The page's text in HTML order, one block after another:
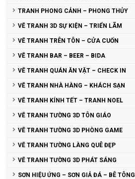
TRANH PHONG CẢNH – PHONG THỦY
VẼ TRANH 3D SỰ KIỆN – TRIỂN LÃM
VẼ TRANH TRÊN TÔN – CỬA CUỐN
VẼ TRANH BAR – BEER – BIDA
VẼ TRANH QUÁN ĂN VẶT – CHECK IN
VẼ TRANH NHÀ HÀNG – KHÁCH SẠN
VẼ TRANH KÍNH TẾT – TRANH NOEL
VẼ TRANH TƯỜNG 3D TÔN GIÁO
VẼ TRANH TƯỜNG 3D PHÒNG GAME
VẼ TRANH TƯỜNG LÀNG QUÊ ĐẸP
VẼ TRANH TƯỜNG 3D PHÁT SÁNG
SƠN HIỆU ỨNG – SƠN GIẢ ĐÁ – BÊ TÔNG